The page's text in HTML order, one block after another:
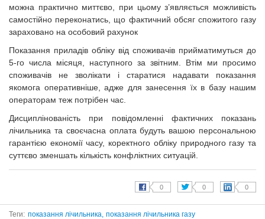
можна практично миттєво, при цьому з’являється можливість
самостійно переконатись, що фактичний обсяг спожитого газу
зараховано на особовий рахунок
Показання приладів обліку від споживачів прийматимуться до
5-го числа місяця, наступного за звітним. Втім ми просимо
споживачів не зволікати і старатися надавати показання
якомога оперативніше, адже для занесення їх в базу нашим
операторам теж потрібен час.
Дисциплінованість при повідомленні фактичних показань
лічильника та своєчасна оплата будуть вашою персональною
гарантією економії часу, коректного обліку природного газу та
суттєво зменшать кількість конфліктних ситуацій.
Теги: показання лічильника, показання лічильника газу